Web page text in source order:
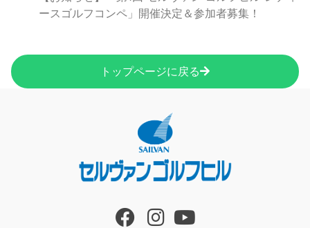
ースゴルフコンペ」開催決定＆参加者募集！
トップページに戻る